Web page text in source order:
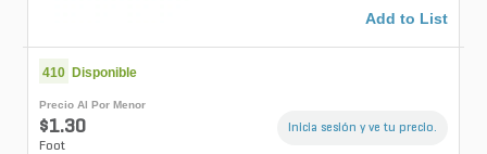
Add to List
410 Disponible
Precio Al Por Menor
$1.30
Foot
Inicia sesión y ve tu precio.